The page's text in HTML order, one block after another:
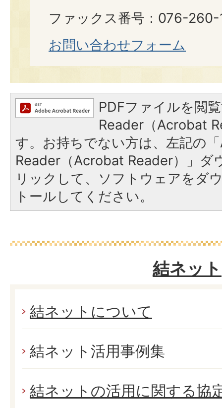
ファックス番号：076-260-
お問い合わせフォーム
PDFファイルを閲
Reader（Acrobat
す。お持ちでない方は、左記の
Reader（Acrobat Reader）」ダ
リックして、ソフトウェアをダ
トールしてください。
結ネット
結ネットについて
結ネット活用事例集
結ネットの活用に関する協